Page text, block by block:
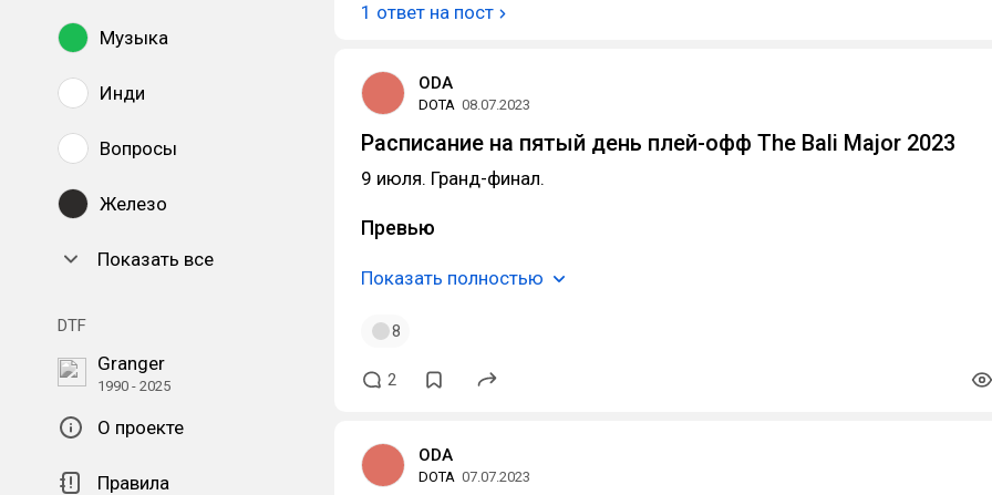
Музыка
Инди
Вопросы
Железо
Показать все
DTF
Granger
1990 - 2025
О проекте
Правила
1 ответ на пост
ODA
DOTA 08.07.2023
Расписание на пятый день плей-офф The Bali Major 2023
9 июля. Гранд-финал.
Превью
Показать полностью
8
2
ODA
DOTA 07.07.2023